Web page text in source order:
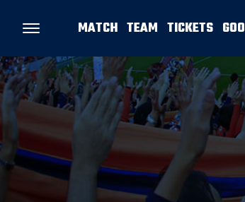
MATCH TEAM TICKETS